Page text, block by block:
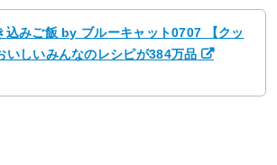
込みご飯 by ブルーキャット0707 【クッ
いしいみんなのレシピが384万品